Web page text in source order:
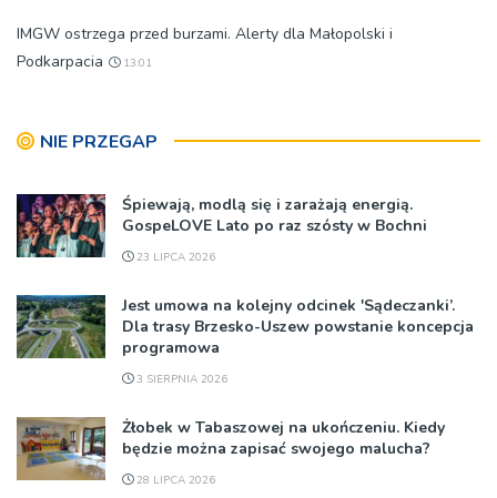
IMGW ostrzega przed burzami. Alerty dla Małopolski i
Podkarpacia
13:01
NIE PRZEGAP
Śpiewają, modlą się i zarażają energią.
GospeLOVE Lato po raz szósty w Bochni
23 LIPCA 2026
Jest umowa na kolejny odcinek 'Sądeczanki’.
Dla trasy Brzesko-Uszew powstanie koncepcja
programowa
3 SIERPNIA 2026
Żłobek w Tabaszowej na ukończeniu. Kiedy
będzie można zapisać swojego malucha?
28 LIPCA 2026